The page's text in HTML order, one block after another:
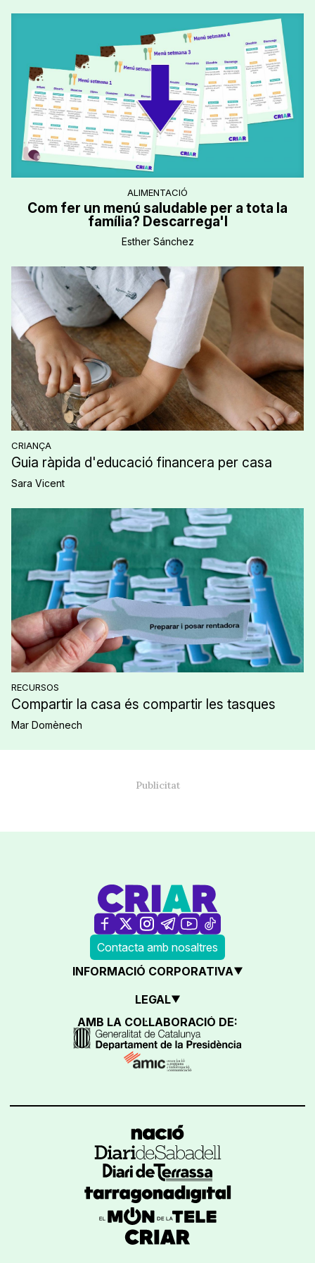
CRIANÇA
Guia ràpida d'educació financera per casa
Sara Vicent
RECURSOS
Compartir la casa és compartir les tasques
Mar Domènech
ALIMENTACIÓ
Com fer un menú saludable per a tota la
família? Descarrega'l
Esther Sánchez
Contacta amb nosaltres
INFORMACIÓ CORPORATIVA
LEGAL
AMB LA COL·LABORACIÓ DE: